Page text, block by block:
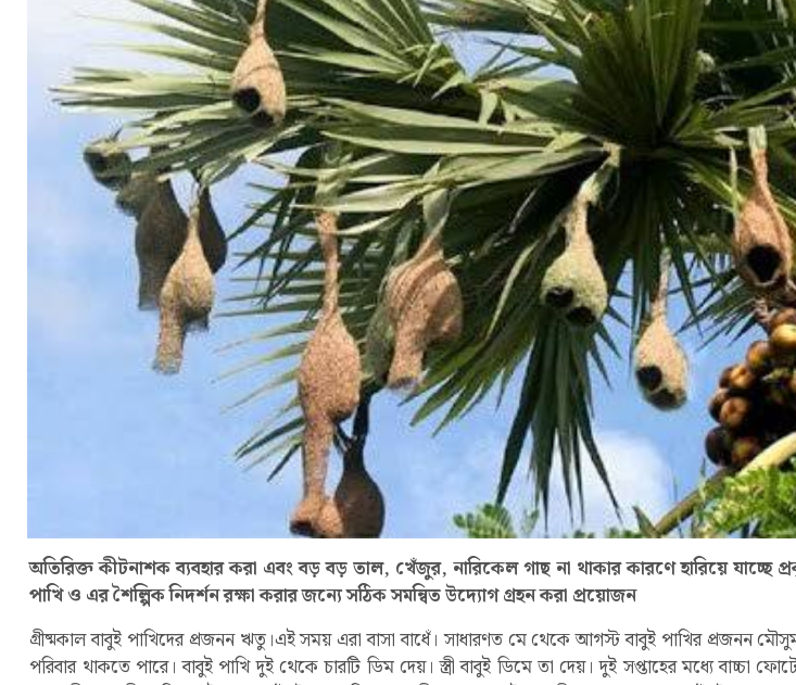
অতিরিক্ত কীটনাশক ব্যবহার করা এবং বড় বড় তাল, খেঁজুর, নারিকেল গাছ না থাকার কারণে হারিয়ে যাচ্ছে
পাখি ও এর শৈল্পিক নিদর্শন রক্ষা করার জন্যে সঠিক সমন্বিত উদ্যোগ গ্রহন করা প্রয়োজন
গ্রীষ্মকাল বাবুই পাখিদের প্রজনন ঋতু।এই সময় এরা বাসা বাধেঁ। সাধারণত মে থেকে আগস্ট বাবুই পাখির প্রজনন
পরিবার থাকতে পারে। বাবুই পাখি দুই থেকে চারটি ডিম দেয়। স্ত্রী বাবুই ডিমে তা দেয়। দুই সপ্তাহের মধ্যে বাচ্চা